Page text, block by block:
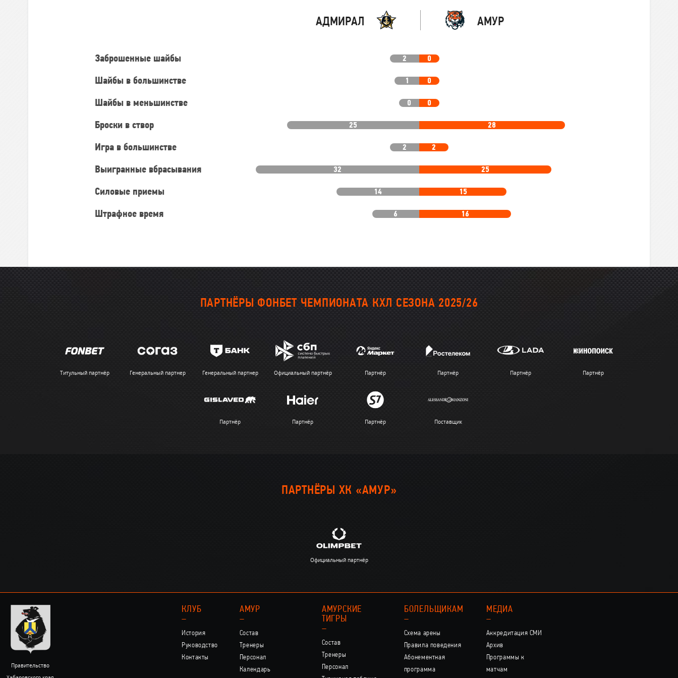
АДМИРАЛ АМУР
Заброшенные шайбы 2 0
Шайбы в большинстве 1 0
Шайбы в меньшинстве 0 0
Броски в створ 25 28
Игра в большинстве 2 2
Выигранные вбрасывания 32 25
Силовые приемы 14 15
Штрафное время 6 16
ПАРТНЁРЫ ФОНБЕТ ЧЕМПИОНАТА КХЛ СЕЗОНА 2025/26
Титульный партнёр Генеральный партнер Генеральный партнер Официальный партнёр Партнёр Партнёр Партнёр Партнёр
Партнёр Партнёр Партнёр Поставщик
ПАРТНЁРЫ ХК «АМУР»
Официальный партнёр
Правительство
КЛУБ
–
История
Руководство
Контакты
АМУР
–
Состав
Тренеры
Персонал
Календарь
АМУРСКИЕ
ТИГРЫ
–
Состав
Тренеры
Персонал
БОЛЕЛЬЩИКАМ
–
Схема арены
Правила поведения
Абонементная
программа
МЕДИА
–
Аккредитация СМИ
Архив
Программы к
матчам